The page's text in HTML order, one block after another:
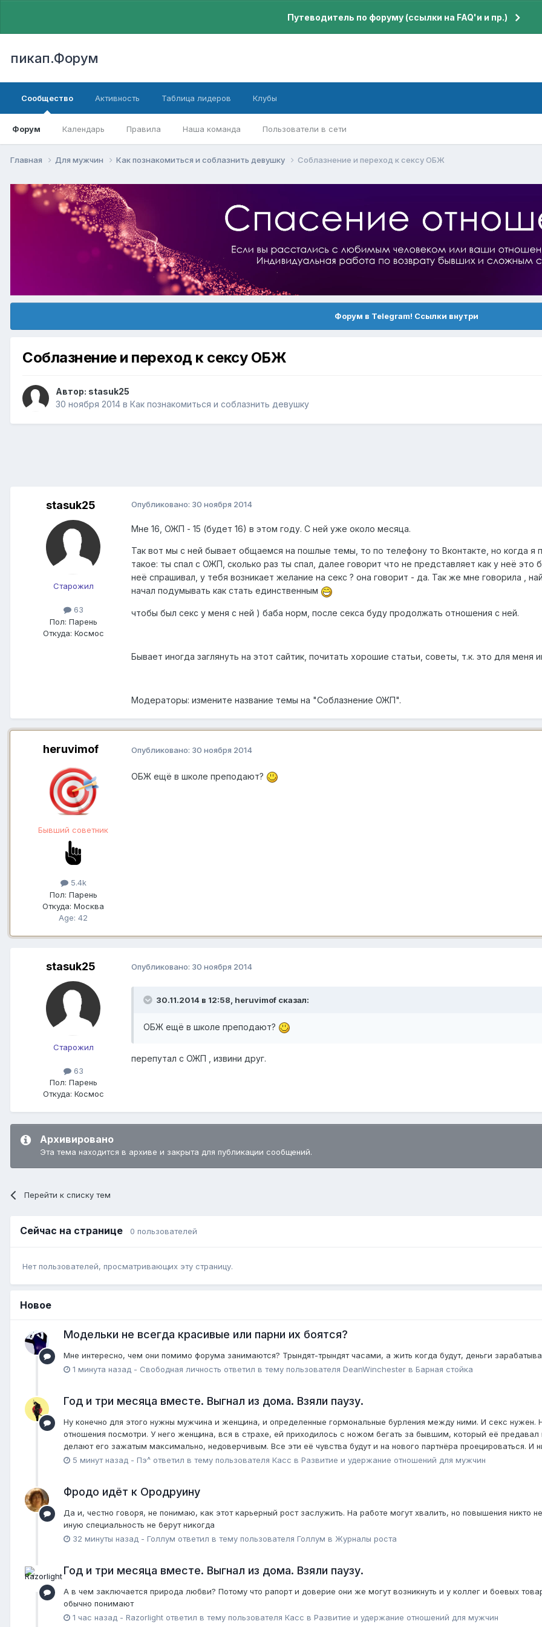
Путеводитель по форуму (ссылки на FAQ'и и пр.)
пикап.Форум
Сообщество
Форум Календарь Правила Наша команда Пользователи в сети
Активность Таблица лидеров Клубы
Главная Для мужчин Как познакомиться и соблазнить девушку Соблазнение и переход к сексу ОБЖ
Форум в Telegram! Ссылки внутри
Соблазнение и переход к сексу ОБЖ
Автор: stasuk25
30 ноября 2014 в Как познакомиться и соблазнить девушку
stasuk25
Старожил
63
Пол: Парень
Откуда: Космос
Опубликовано: 30 ноября 2014
Мне 16, ОЖП - 15 (будет 16) в этом году. С ней уже около месяца.
Так вот мы с ней бывает общаемся на пошлые темы, то по телефону то Вконтакте, но когда
такое: ты спал с ОЖП, сколько раз ты спал, далее говорит что не представляет как у неё
неё спрашивал, у тебя возникает желание на секс ? она говорит - да. Так же мне говорила ,
начал подумывать как стать единственным
чтобы был секс у меня с ней ) баба норм, после секса буду продолжать отношения с ней.
Бывает иногда заглянуть на этот сайтик, почитать хорошие статьи, советы, т.к. это для меня
Модераторы: измените название темы на "Соблазнение ОЖП".
heruvimof
Бывший советник
5.4k
Пол: Парень
Откуда: Москва
Age: 42
Опубликовано: 30 ноября 2014
ОБЖ ещё в школе преподают?
stasuk25
Старожил
63
Пол: Парень
Откуда: Космос
Опубликовано: 30 ноября 2014
30.11.2014 в 12:58, heruvimof сказал:
ОБЖ ещё в школе преподают?
перепутал с ОЖП , извини друг.
Архивировано
Эта тема находится в архиве и закрыта для публикации сообщений.
Перейти к списку тем
Сейчас на странице 0 пользователей
Нет пользователей, просматривающих эту страницу.
Новое
Модельки не всегда красивые или парни их боятся?
Мне интересно, чем они помимо форума занимаются? Трындят-трындят часами, а жить когда будут, деньги
1 минута назад - Свободная личность ответил в тему пользователя DeanWinchester в Барная стойка
Год и три месяца вместе. Выгнал из дома. Взяли паузу.
Ну конечно для этого нужны мужчина и женщина, и определенные гормональные бурления между ними. И секс нужен.
отношения посмотри. У него женщина, вся в страхе, ей приходилось с ножом бегать за бывшим, который её
делают его зажатым максимально, недоверчивым. Все эти её чувства будут и на нового партнёра проецироваться. И
5 минут назад - Пэ^ ответил в тему пользователя Касс в Pазвитие и удержание отношений для мужчин
Фродо идёт к Ородруину
Да и, честно говоря, не понимаю, как этот карьерный рост заслужить. На работе могут хвалить, но повышения никто
иную специальность не берут никогда
32 минуты назад - Голлум ответил в тему пользователя Голлум в Журналы роста
Год и три месяца вместе. Выгнал из дома. Взяли паузу.
А в чем заключается природа любви? Потому что рапорт и доверие они же могут возникнуть и у коллег и боевых
обычно понимают
1 час назад - Razorlight ответил в тему пользователя Касс в Pазвитие и удержание отношений для мужчин